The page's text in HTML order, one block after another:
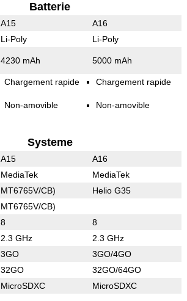
Batterie
A15 A16
Li-Poly Li-Poly
4230 mAh 5000 mAh
Chargement rapide
Non-amovible
Chargement rapide
Non-amovible
Systeme
A15 A16
MediaTek MediaTek
MT6765V/CB) Helio G35
MT6765V/CB)
8 8
2.3 GHz 2.3 GHz
3GO 3GO/4GO
32GO 32GO/64GO
MicroSDXC MicroSDXC